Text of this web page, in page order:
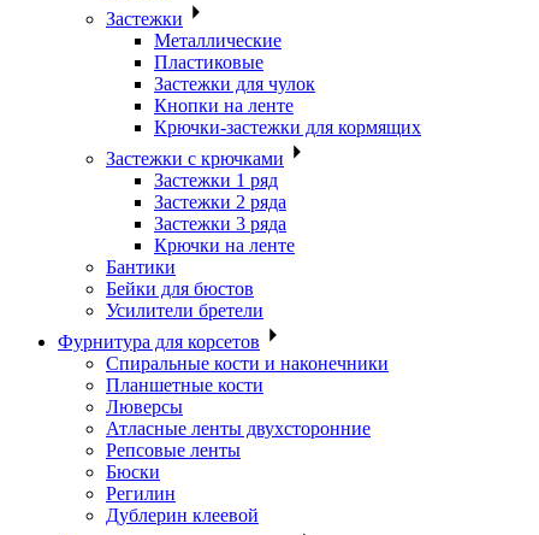
Застежки
Металлические
Пластиковые
Застежки для чулок
Кнопки на ленте
Крючки-застежки для кормящих
Застежки с крючками
Застежки 1 ряд
Застежки 2 ряда
Застежки 3 ряда
Крючки на ленте
Бантики
Бейки для бюстов
Усилители бретели
Фурнитура для корсетов
Спиральные кости и наконечники
Планшетные кости
Люверсы
Атласные ленты двухсторонние
Репсовые ленты
Бюски
Регилин
Дублерин клеевой